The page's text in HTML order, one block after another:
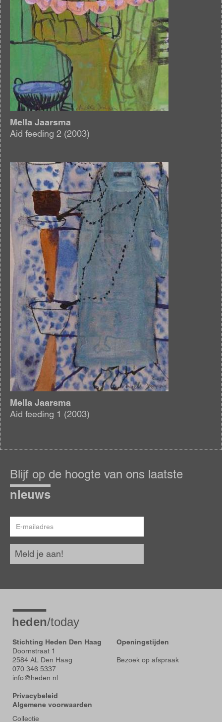
Mella Jaarsma
Aid feeding 2 (2003)
Afbeelding
Mella Jaarsma
Aid feeding 1 (2003)
op
de
hoogte
Blijf op de hoogte van ons laatste
nieuws
mailadres
Meld je aan!
Stichting Heden Den Haag
Doornstraat 1
2584 AL Den Haag
070 346 5337
info@heden.nl
Privacybeleid
Algemene voorwaarden
Openingstijden
Bezoek op afspraak
Collectie